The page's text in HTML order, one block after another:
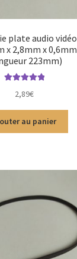
plate audio vidéo
x 2,8mm x 0,6mm
223mm)
5
2,89€
au panier